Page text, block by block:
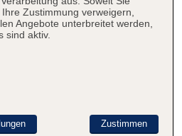
1“: ab 16 Jahre, Januar -
2“: ab 16 Jahre, Januar -
Ihre Zustimmung verweigern,
Angebote unterbreitet werden,
sind aktiv.
Zustimmen